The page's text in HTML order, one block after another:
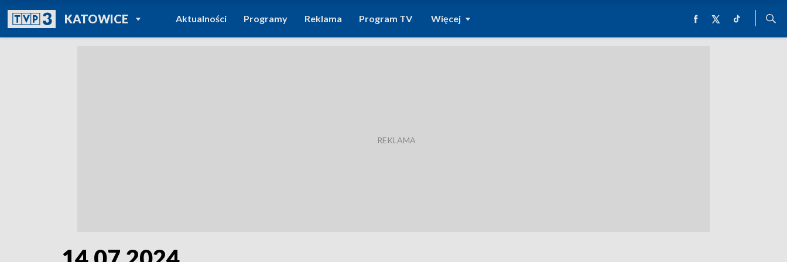
KATOWICEPOWRÓT DO
TVP REGIONY
Aktualności Programy Reklama Program TV Więcej